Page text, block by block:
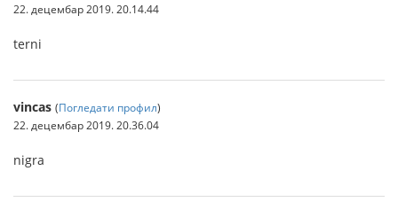
22. децембар 2019. 20.14.44
terni
vincas (Погледати профил)
22. децембар 2019. 20.36.04
nigra